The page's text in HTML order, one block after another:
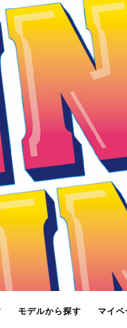
モデルから探す マイペ